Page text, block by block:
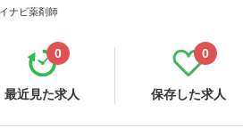
ナビ薬剤師
最近見た求人
0
保存した求人
0